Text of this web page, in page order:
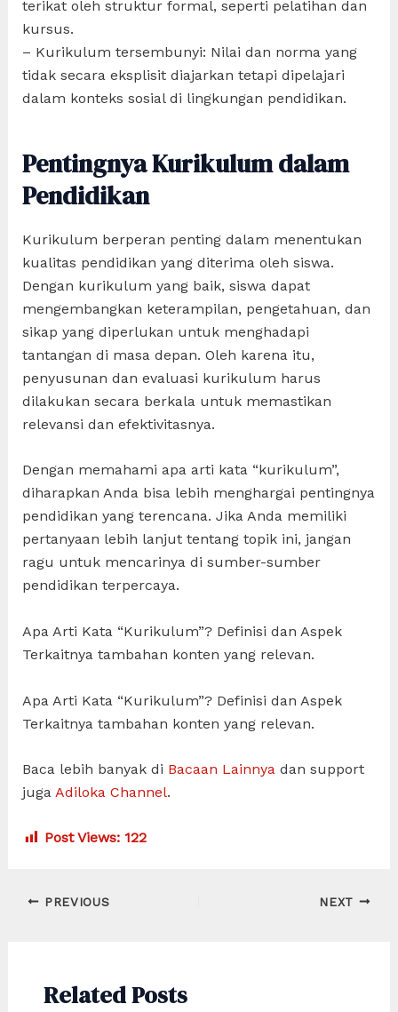
terikat oleh struktur formal, seperti pelatihan dan
kursus.
– Kurikulum tersembunyi: Nilai dan norma yang
tidak secara eksplisit diajarkan tetapi dipelajari
dalam konteks sosial di lingkungan pendidikan.
Pentingnya Kurikulum dalam
Pendidikan
Kurikulum berperan penting dalam menentukan
kualitas pendidikan yang diterima oleh siswa.
Dengan kurikulum yang baik, siswa dapat
mengembangkan keterampilan, pengetahuan, dan
sikap yang diperlukan untuk menghadapi
tantangan di masa depan. Oleh karena itu,
penyusunan dan evaluasi kurikulum harus
dilakukan secara berkala untuk memastikan
relevansi dan efektivitasnya.
Dengan memahami apa arti kata “kurikulum”,
diharapkan Anda bisa lebih menghargai pentingnya
pendidikan yang terencana. Jika Anda memiliki
pertanyaan lebih lanjut tentang topik ini, jangan
ragu untuk mencarinya di sumber-sumber
pendidikan terpercaya.
Apa Arti Kata “Kurikulum”? Definisi dan Aspek
Terkaitnya tambahan konten yang relevan.
Apa Arti Kata “Kurikulum”? Definisi dan Aspek
Terkaitnya tambahan konten yang relevan.
Baca lebih banyak di Bacaan Lainnyadan support
juga Adiloka Channel.
Post Views: 122
Post
PREVIOUS NEXT
Related Posts